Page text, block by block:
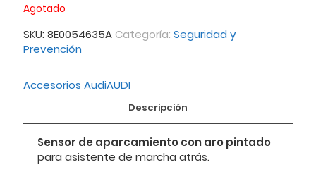
Agotado
SKU: 8E0054635A Categoría: Seguridad y
Prevención
Accesorios AudiAUDI
Descripción
Sensor de aparcamiento con aro pintado
para asistente de marcha atrás.